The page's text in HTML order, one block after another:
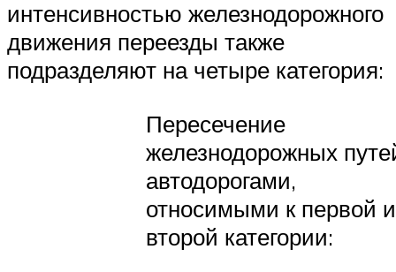
интенсивностью железнодорожного
движения переезды также
подразделяют на четыре категория:
Пересечение
железнодорожных
автодорогами,
относимыми к первой
второй категории: